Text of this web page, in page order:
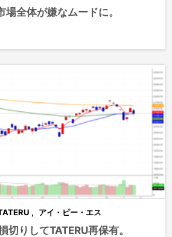
場全体が嫌なムードに。
, アイ・ピー・エス
切りしてTATERU再保有。